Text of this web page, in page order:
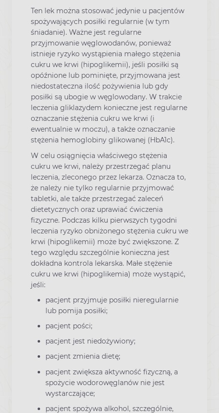
Ten lek można stosować jedynie u pacjentów
spożywających posiłki regularnie (w tym
śniadanie). Ważne jest regularne
przyjmowanie węglowodanów, ponieważ
istnieje ryzyko wystąpienia małego stężenia
cukru we krwi (hipoglikemii), jeśli posiłki są
opóźnione lub pominięte, przyjmowana jest
niedostateczna ilość pożywienia lub gdy
posiłki są ubogie w węglowodany. W trakcie
leczenia gliklazydem konieczne jest regularne
oznaczanie stężenia cukru we krwi (i
ewentualnie w moczu), a także oznaczanie
stężenia hemoglobiny glikowanej (HbA1c).
W celu osiągnięcia właściwego stężenia
cukru we krwi, należy przestrzegać planu
leczenia, zleconego przez lekarza. Oznacza to,
że należy nie tylko regularnie przyjmować
tabletki, ale także przestrzegać zaleceń
dietetycznych oraz uprawiać ćwiczenia
fizyczne. Podczas kilku pierwszych tygodni
leczenia ryzyko obniżonego stężenia cukru we
krwi (hipoglikemii) może być zwiększone. Z
tego względu szczególnie konieczna jest
dokładna kontrola lekarska. Małe stężenie
cukru we krwi (hipoglikemia) może wystąpić,
jeśli:
pacjent przyjmuje posiłki nieregularnie
lub pomija posiłki;
pacjent pości;
pacjent jest niedożywiony;
pacjent zmienia dietę;
pacjent zwiększa aktywność fizyczną, a
spożycie wodorowęglanów nie jest
wystarczające;
pacjent spożywa alkohol, szczególnie,